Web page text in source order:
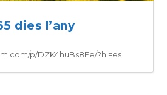
dies l’any
p/DZK4huBs8Fe/?hl=es